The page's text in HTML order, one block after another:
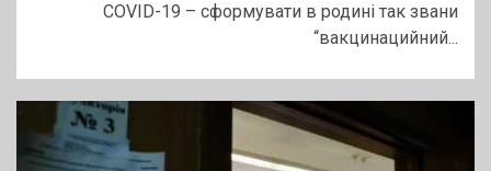
COVID-19 – сформувати в родині так звани
“вакцинацийний...